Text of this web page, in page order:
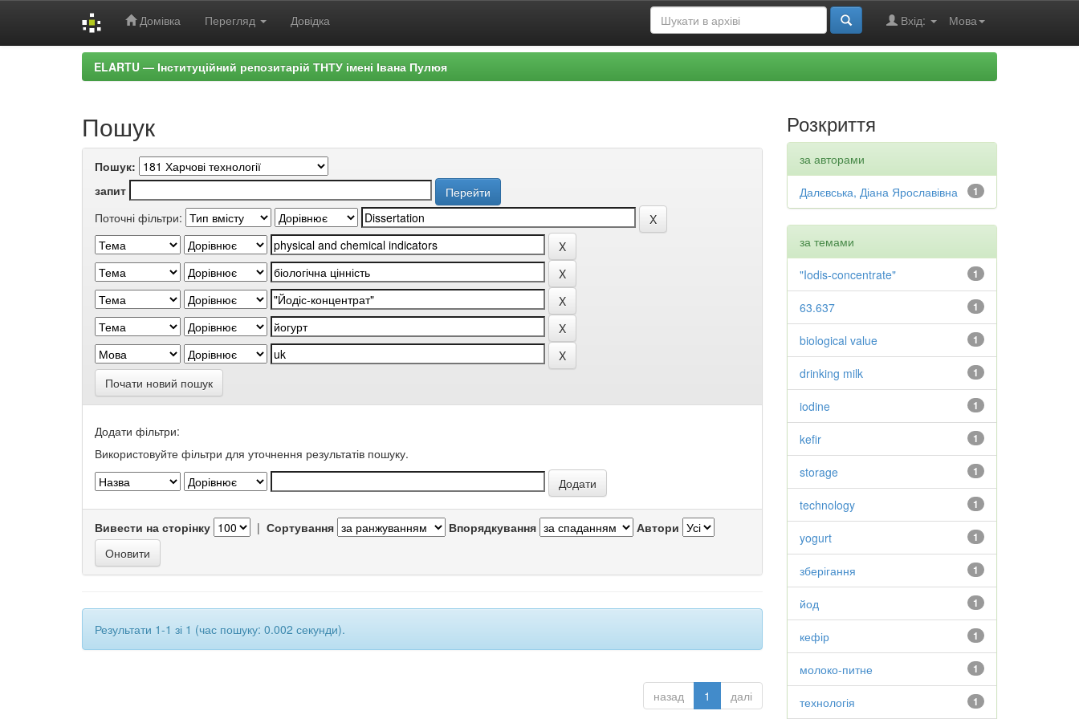
Домівка Перегляд Довідка Мова
Вхід:
ELARTU — Інституційний репозитарій ТНТУ імені Івана Пулюя
Пошук
Пошук:
запит
Поточні фільтри:
Почати новий пошук
Додати фільтри:
Використовуйте фільтри для уточнення результатів пошуку.
Вивести на сторінку | Сортування Впорядкування Автори
Результати 1-1 зі 1 (час пошуку: 0.002 секунди).
назад 1 далі
Розкриття
за авторами
1
Далєвська, Діана Ярославівна
за темами
1
"Iodis-concentrate"
1
63.637
1
biological value
1
drinking milk
1
iodine
1
kefir
1
storage
1
technology
1
yogurt
1
зберігання
1
йод
1
кефір
1
молоко-питне
1
технологія